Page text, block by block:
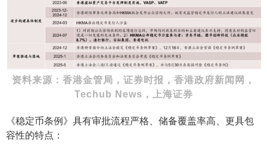
资料来源：香港金管局，证券时报，香港政府新闻网，
Techub News，上海证券
《稳定币条例》具有审批流程严格、储备覆盖率高、更具包
容性的特点：